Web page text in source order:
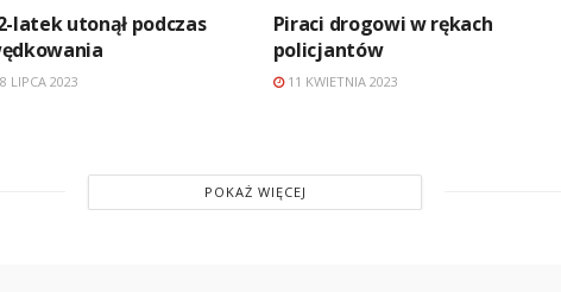
latek utonął podczas
LIPCA 2023
Piraci drogowi w rękach
policjantów
11 KWIETNIA 2023
POKAŻ WIĘCEJ